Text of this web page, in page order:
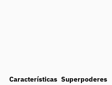
Características Superpoderes